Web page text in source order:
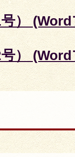
）
）